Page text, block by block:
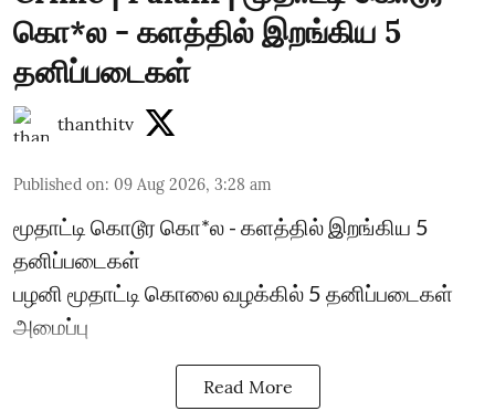
கொ*ல - களத்தில் இறங்கிய 5
தனிப்படைகள்
thanthitv
Published on: 09 Aug 2026, 3:28 am
மூதாட்டி கொடூர கொ*ல - களத்தில் இறங்கிய 5
தனிப்படைகள்
பழனி மூதாட்டி கொலை வழக்கில் 5 தனிப்படைகள்
அமைப்பு
Read More